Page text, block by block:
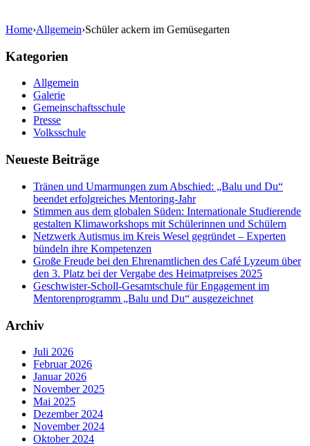
Home›Allgemein›Schüler ackern im Gemüsegarten
Kategorien
Allgemein
Galerie
Gemeinschaftsschule
Presse
Volksschule
Neueste Beiträge
Tränen und Umarmungen zum Abschied: „Balu und Du“
beendet erfolgreiches Mentoring-Jahr
Stimmen aus dem globalen Süden: Internationale Studierende
gestalten Klimaworkshops mit Schülerinnen und Schülern
Netzwerk Autismus im Kreis Wesel gegründet – Experten
bündeln ihre Kompetenzen
Große Freude bei den Ehrenamtlichen des Café Lyzeum über
den 3. Platz bei der Vergabe des Heimatpreises 2025
Geschwister-Scholl-Gesamtschule für Engagement im
Mentorenprogramm „Balu und Du“ ausgezeichnet
Archiv
Juli 2026
Februar 2026
Januar 2026
November 2025
Mai 2025
Dezember 2024
November 2024
Oktober 2024